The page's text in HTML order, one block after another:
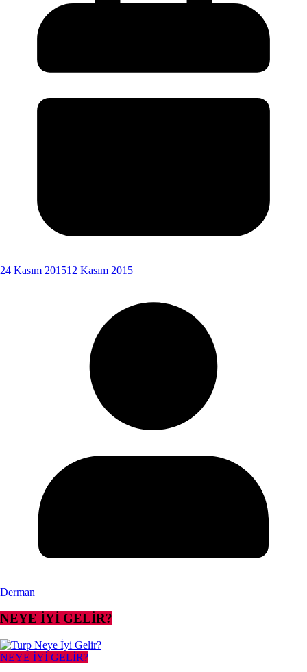
24 Kasım 201512 Kasım 2015
Derman
NEYE İYİ GELİR?
NEYE İYİ GELİR?